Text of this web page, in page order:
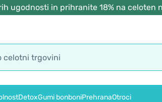
ugodnosti in prihranite 18% na celoten
DetoxGumi bonboniPrehranaOtroci